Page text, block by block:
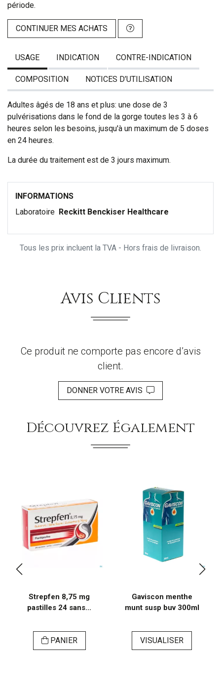
période.
CONTINUER MES ACHATS
USAGE INDICATION CONTRE-INDICATION
COMPOSITION NOTICES D’UTILISATION
Adultes âgés de 18 ans et plus: une dose de 3
pulvérisations dans le fond de la gorge toutes les 3 à 6
heures selon les besoins, jusqu'à un maximum de 5 doses
en 24 heures.
La durée du traitement est de 3 jours maximum.
INFORMATIONS
Laboratoire Reckitt Benckiser Healthcare
Tous les prix incluent la TVA - Hors frais de livraison.
Avis Clients
Ce produit ne comporte pas encore d’avis
client.
DONNER VOTRE AVIS
Découvrez Également
Strepfen 8,75 mg
pastilles 24 sans...
PANIER
Gaviscon menthe
munt susp buv 300ml
VISUALISER